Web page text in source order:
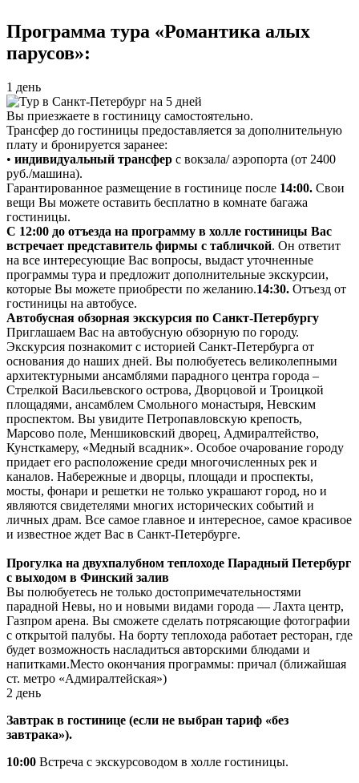
Программа тура «Романтика алых
парусов»:
1 день
Вы приезжаете в гостиницу самостоятельно.
Трансфер до гостиницы предоставляется за дополнительную
плату и бронируется заранее:
• индивидуальный трансфер с вокзала/ аэропорта (от 2400
руб./машина).
Гарантированное размещение в гостинице после 14:00. Свои
вещи Вы можете оставить бесплатно в комнате багажа
гостиницы.
С 12:00 до отъезда на программу в холле гостиницы Вас
встречает представитель фирмы с табличкой. Он ответит
на все интересующие Вас вопросы, выдаст уточненные
программы тура и предложит дополнительные экскурсии,
которые Вы можете приобрести по желанию.14:30. Отъезд от
гостиницы на автобусе.
Автобусная обзорная экскурсия по Санкт-Петербургу
Приглашаем Вас на автобусную обзорную по городу.
Экскурсия познакомит с историей Санкт-Петербурга от
основания до наших дней. Вы полюбуетесь великолепными
архитектурными ансамблями парадного центра города –
Стрелкой Васильевского острова, Дворцовой и Троицкой
площадями, ансамблем Смольного монастыря, Невским
проспектом. Вы увидите Петропавловскую крепость,
Марсово поле, Меншиковский дворец, Адмиралтейство,
Кунсткамеру, «Медный всадник». Особое очарование городу
придает его расположение среди многочисленных рек и
каналов. Набережные и дворцы, площади и проспекты,
мосты, фонари и решетки не только украшают город, но и
являются свидетелями многих исторических событий и
личных драм. Все самое главное и интересное, самое красивое
и известное ждет Вас в Санкт-Петербурге.
Прогулка на двухпалубном теплоходе Парадный Петербург
с выходом в Финский залив
Вы полюбуетесь не только достопримечательностями
парадной Невы, но и новыми видами города — Лахта центр,
Газпром арена. Вы сможете сделать потрясающие фотографии
с открытой палубы. На борту теплохода работает ресторан, где
будет возможность насладиться авторскими блюдами и
напитками.Место окончания программы: причал (ближайшая
ст. метро «Адмиралтейская»)
2 день
Завтрак в гостинице (если не выбран тариф «без
завтрака»).
10:00 Встреча с экскурсоводом в холле гостиницы.